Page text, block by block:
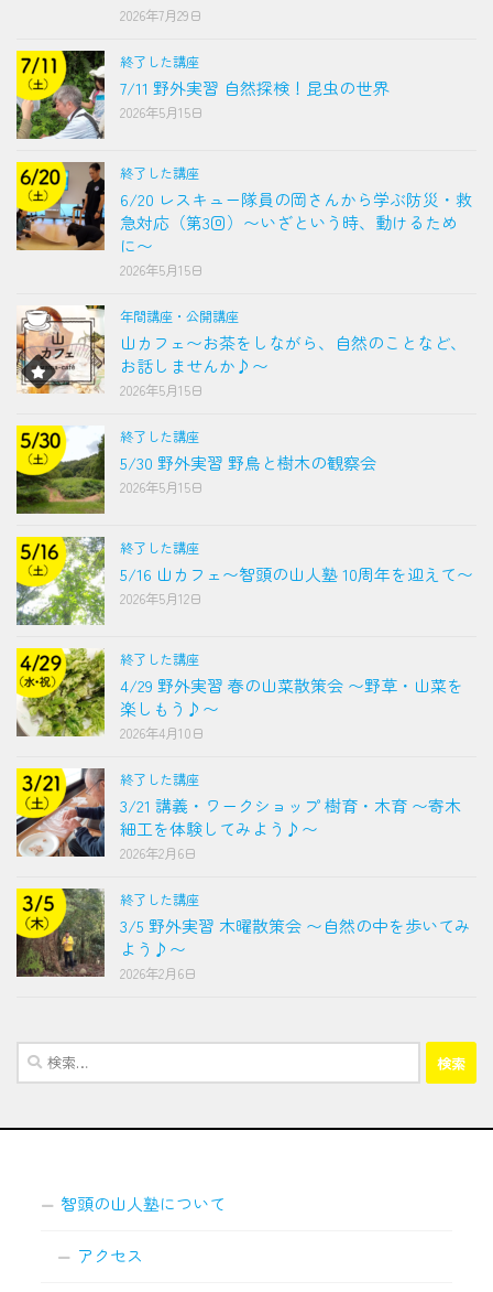
2026年7月29日
終了した講座
7/11 野外実習 自然探検！昆虫の世界
2026年5月15日
終了した講座
6/20 レスキュー隊員の岡さんから学ぶ防災・救
急対応（第3回）〜いざという時、動けるため
に〜
2026年5月15日
年間講座・公開講座
山カフェ〜お茶をしながら、自然のことなど、
お話しませんか♪〜
2026年5月15日
終了した講座
5/30 野外実習 野鳥と樹木の観察会
2026年5月15日
終了した講座
5/16 山カフェ〜智頭の山人塾 10周年を迎えて〜
2026年5月12日
終了した講座
4/29 野外実習 春の山菜散策会 〜野草・山菜を
楽しもう♪〜
2026年4月10日
終了した講座
3/21 講義・ワークショップ 樹育・木育 〜寄木
細工を体験してみよう♪〜
2026年2月6日
終了した講座
3/5 野外実習 木曜散策会 〜自然の中を歩いてみ
よう♪〜
2026年2月6日
検
索:
智頭の山人塾について
アクセス